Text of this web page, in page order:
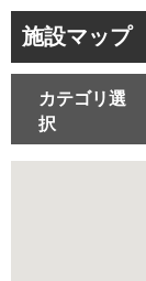
施設マップ
カテゴリ選
択